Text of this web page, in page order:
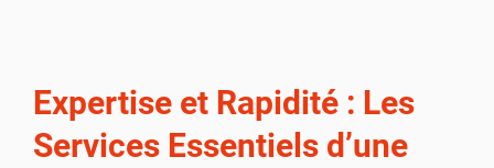
Expertise et Rapidité : Les
Services Essentiels d’une